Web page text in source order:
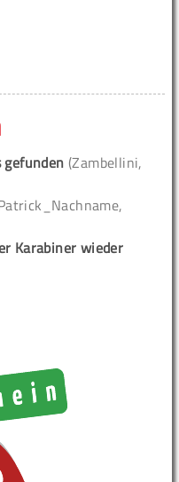
(Zambellini,
Karabiner wieder